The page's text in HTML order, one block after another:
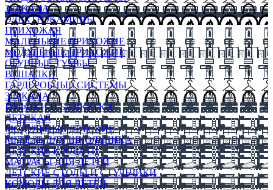
ЗЕРКАЛА
ЭЛЕКТРОКАМИНЫ
ПРИХОЖАЯ
МАЛЕНЬКИЕ ПРИХОЖИЕ
МОДУЛЬНЫЕ ПРИХОЖИЕ
ОБУВНЫЕ ТУМБЫ
ВЕШАЛКИ
ГАРДЕРОБНЫЕ СИСТЕМЫ
ЗЕРКАЛА
ПУФИКИ И БАНКЕТКИ
ДЕТСКАЯ
МОДУЛЬНЫЕ ДЕТСКИЕ
МЕБЕЛЬ ДЛЯ ШКОЛЬНИКА
ДЕТСКИЕ КРОВАТИ
МАТРАСЫ ДЛЯ ДЕТЕЙ
ДЕТСКИЕ СТОЛЫ И СТУЛЬЧИКИ
КОМОДЫ ДЛЯ ДЕТЕЙ